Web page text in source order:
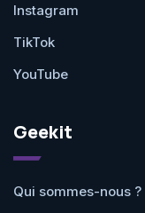
Instagram
TikTok
YouTube
Geekit
Qui sommes-nous ?